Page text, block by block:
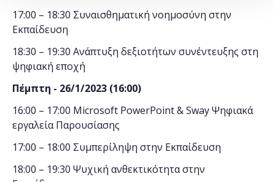
17:00 – 18:30 Συναισθηματική νοημοσύνη στην
Εκπαίδευση
18:30 – 19:30 Ανάπτυξη δεξιοτήτων συνέντευξης στη
ψηφιακή εποχή
Πέμπτη - 26/1/2023 (16:00)
16:00 – 17:00 Microsoft PowerPoint & Sway Ψηφιακά
εργαλεία Παρουσίασης
17:00 – 18:00 Συμπερίληψη στην Εκπαίδευση
18:00 – 19:30 Ψυχική ανθεκτικότητα στην